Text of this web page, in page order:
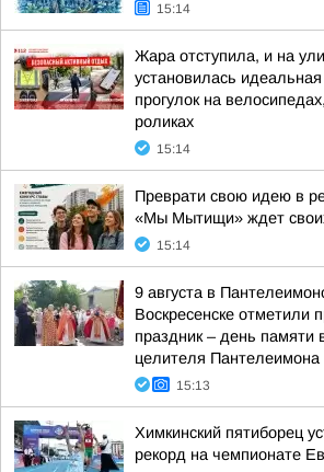
15:14
Жара отступила, и на
установилась
прогулок на
роликах
15:14
Преврати свою идею в
«Мы Мытищи» ждет
15:14
9 августа в
Воскресенске отметили
праздник – день памяти
целителя Пантелеимона
15:13
Химкинский пятиборец
рекорд на чемпионате